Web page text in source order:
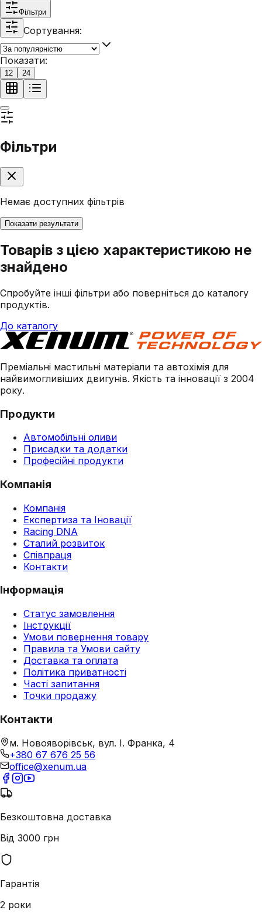
Фільтри
Сортування:
Показати:
12 24
Фільтри
Немає доступних фільтрів
Показати результати
Товарів з цією характеристикою не
знайдено
Спробуйте інші фільтри або поверніться до каталогу
продуктів.
До каталогу
Преміальні мастильні матеріали та автохімія для
найвимогливіших двигунів. Якість та інновації з 2004
року.
Продукти
Автомобільні оливи
Присадки та додатки
Професійні продукти
Компанія
Компанія
Експертиза та Іновації
Racing DNA
Сталий розвиток
Співпраця
Контакти
Інформація
Статус замовлення
Інструкції
Умови повернення товару
Правила та Умови сайту
Доставка та оплата
Політика приватності
Часті запитання
Точки продажу
Контакти
м. Новояворівськ, вул. І. Франка, 4
+380 67 676 25 56
office@xenum.ua
Безкоштовна доставка
Від 3000 грн
Гарантія
2 роки